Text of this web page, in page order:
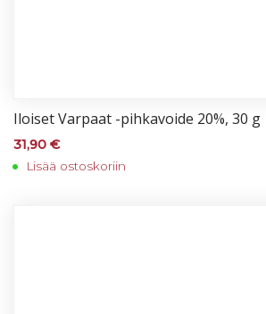
Iloi­set Var­paat -pih­ka­voi­de 20%, 30 g
31,90 €
Lisää ostoskoriin